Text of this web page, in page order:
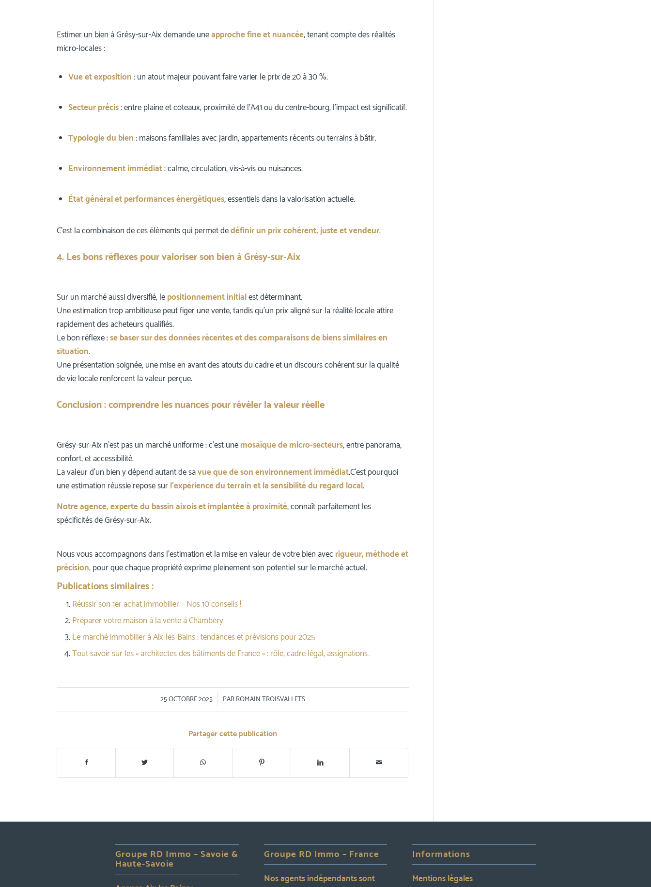
Estimer un bien à Grésy-sur-Aix demande uneapproche fine et nuancée, tenant compte des réalités
micro-locales :
Vue et exposition: un atout majeur pouvant faire varier le prix de 20 à 30 %.
Secteur précis: entre plaine et coteaux, proximité de l’A41 ou du centre-bourg, l’impact est significatif.
Typologie du bien: maisons familiales avec jardin, appartements récents ou terrains à bâtir.
Environnement immédiat: calme, circulation, vis-à-vis ou nuisances.
État général et performances énergétiques, essentiels dans la valorisation actuelle.
C’est la combinaison de ces éléments qui permet dedéfinir un prix cohérent, juste et vendeur.
4. Les bons réflexes pour valoriser son bien à Grésy-sur-Aix
Sur un marché aussi diversifié, lepositionnement initialest déterminant.
Une estimation trop ambitieuse peut figer une vente, tandis qu’un prix aligné sur la réalité locale attire
rapidement des acheteurs qualifiés.
Le bon réflexe :se baser sur des données récentes et des comparaisons de biens similaires en
situation.
Une présentation soignée, une mise en avant des atouts du cadre et un discours cohérent sur la qualité
de vie locale renforcent la valeur perçue.
Conclusion : comprendre les nuances pour révéler la valeur réelle
Grésy-sur-Aix n’est pas un marché uniforme : c’est unemosaïque de micro-secteurs, entre panorama,
confort, et accessibilité.
La valeur d’un bien y dépend autant de savue que de son environnement immédiat.C’est pourquoi
une estimation réussie repose surl’expérience du terrain et la sensibilité du regard local.
Notre agence, experte du bassin aixois et implantée à proximité, connaît parfaitement les
spécificités de Grésy-sur-Aix.
Nous vous accompagnons dans l’estimation et la mise en valeur de votre bien avec rigueur, méthode et
précision, pour que chaque propriété exprime pleinement son potentiel sur le marché actuel.
Publications similaires :
Réussir son 1er achat immobilier – Nos 10 conseils !
Préparer votre maison à la vente à Chambéry
Le marché immobilier à Aix-les-Bains : tendances et prévisions pour 2025
Tout savoir sur les « architectes des bâtiments de France » : rôle, cadre légal, assignations…
25 OCTOBRE 2025
/ PARROMAIN TROISVALLETS
Partager cette publication
Groupe RD Immo – Savoie &
Haute-Savoie
Groupe RD Immo – France
Nos agents indépendants sont
Informations
Mentions légales